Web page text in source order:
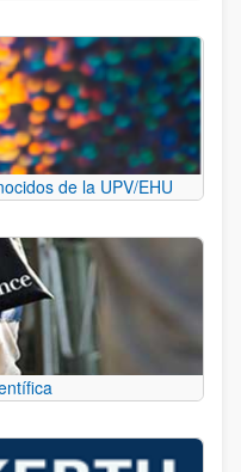
de la UPV/EHU